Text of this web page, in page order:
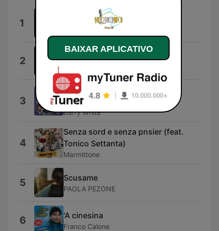
1 Rossetto e caffè
2
3
You're The First, The Last, My
Everything
Barry White
4
Senza sord e senza pnsier (feat.
Tonico Settanta)
Marmittone
5 Scusame
PAOLA PEZONE
6 'A cinesina
Franco Calone
BAIXAR APLICATIVO